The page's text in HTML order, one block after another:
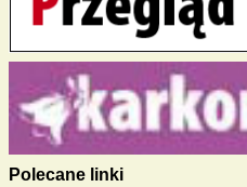
Polecane linki